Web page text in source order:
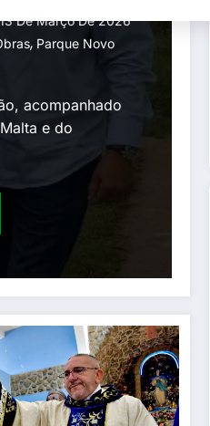
Novo
13 De Março De 2026
, Parque Novo
acompanhado
e do